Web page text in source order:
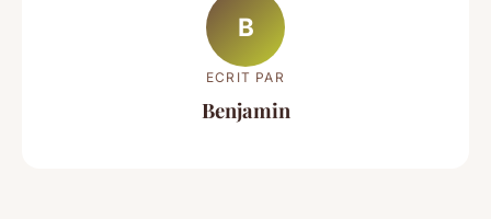
B
ECRIT PAR
Benjamin